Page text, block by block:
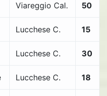
Viareggio Cal. 50
Lucchese C. 15
Lucchese C. 30
Lucchese C. 18